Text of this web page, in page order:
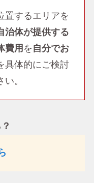
置するエリアを
治体が提供する
費用 を 自分でお
具体的にご検討
。